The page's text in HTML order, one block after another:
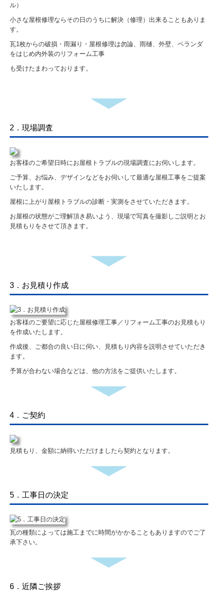
瓦販売
屋根施工の流れと実績
葺き替え施工の流れ
施工実績
会社案内
会社概要
会社沿革
経営理念
匠の紹介
孫七瓦のSDGs宣言
選ばれる理由
価格表
まごひち瓦版
地域活動
メディア紹介
ル）
小さな屋根修理ならその日のうちに解決（修理）出来ることもありま
す。
瓦1枚からの破損・雨漏り・屋根修理は勿論、雨樋、外壁、ベランダ
をはじめ内外装のリフォーム工事
も受けたまわっております。
2．現場調査
お客様のご希望日時にお屋根トラブルの現場調査にお伺いします。
ご予算、お悩み、デザインなどをお伺いして最適な屋根工事をご提案
いたします。
屋根に上がり屋根トラブルの診断・実測をさせていただきます。
お屋根の状態がご理解頂き易いよう、現場で写真を撮影しご説明とお
見積もりをさせて頂きます。
3．お見積り作成
お客様のご要望に応じた屋根修理工事／リフォーム工事のお見積もり
を作成いたします。
作成後、ご都合の良い日に伺い、見積もり内容を説明させていただき
ます。
予算が合わない場合などは、他の方法をご提供いたします。
4．ご契約
見積もり、金額に納得いただけましたら契約となります。
5．工事日の決定
瓦の種類によっては施工までに時間がかかることもありますのでご了
承下さい。
6．近隣ご挨拶